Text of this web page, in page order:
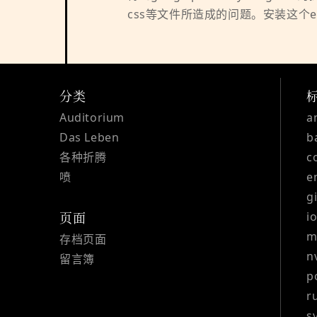
css等文件所造成的问题。安装这
分类
Auditorium
Das Leben
各种折腾
喷
页面
存档页面
留言簿